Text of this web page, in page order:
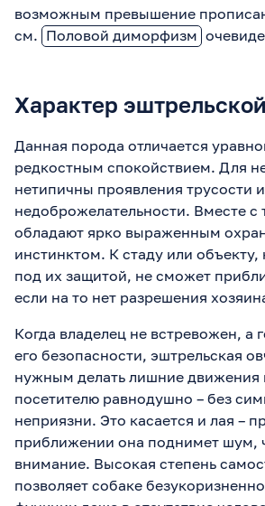
возможным превышение
см. Половой диморфизм
Характер
Данная порода отличается
редкостным спокойствием. Для
нетипичны проявления трусости
недоброжелательности. Вместе с
обладают ярко выраженным
инстинктом. К стаду или
под их защитой, не сможет
если на то нет разрешения
Когда владелец не встревожен, а
его безопасности, эштрельская
нужным делать лишние движения
посетителю равнодушно – без
неприязни. Это касается и лая –
приближении она поднимет шум,
внимание. Высокая степень
позволяет собаке